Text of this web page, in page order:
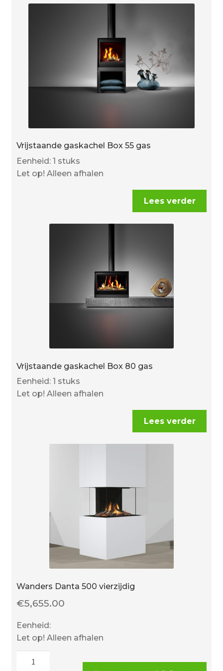
Vrijstaande gaskachel Box 55 gas
Eenheid: 1 stuks
Let op! Alleen afhalen
Lees verder
Vrijstaande gaskachel Box 80 gas
Eenheid: 1 stuks
Let op! Alleen afhalen
Lees verder
Wanders Danta 500 vierzijdig
€5,655.00
Eenheid:
Let op! Alleen afhalen